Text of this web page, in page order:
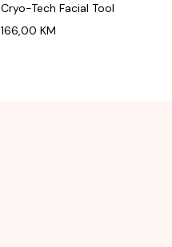
Cryo-Tech Facial Tool
166,00 KM